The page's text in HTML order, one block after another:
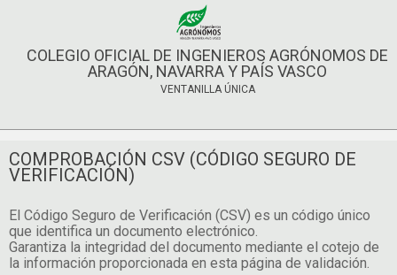
COLEGIO OFICIAL DE INGENIEROS AGRÓNOMOS DE
ARAGÓN, NAVARRA Y PAÍS VASCO
VENTANILLA ÚNICA
COMPROBACIÓN CSV (CÓDIGO SEGURO DE
VERIFICACIÓN)
El Código Seguro de Verificación (CSV) es un código único
que identifica un documento electrónico.
Garantiza la integridad del documento mediante el cotejo de
la información proporcionada en esta página de validación.